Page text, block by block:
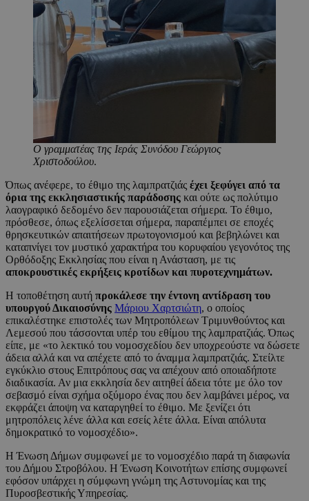
Ο γραμματέας της Ιεράς Συνόδου Γεώργιος
Χριστοδούλου.
Όπως ανέφερε, το έθιμο της λαμπρατζιάς έχει ξεφύγει από τα
όρια της εκκλησιαστικής παράδοσης και ούτε ως πολύτιμο
λαογραφικό δεδομένο δεν παρουσιάζεται σήμερα. Το έθιμο,
πρόσθεσε, όπως εξελίσσεται σήμερα, παραπέμπει σε εποχές
θρησκευτικών απαιτήσεων πρωτογονισμού και βεβηλώνει και
καταπνίγει τον μυστικό χαρακτήρα του κορυφαίου γεγονότος της
Ορθόδοξης Εκκλησίας που είναι η Ανάσταση, με τις
αποκρουστικές εκρήξεις κροτίδων και πυροτεχνημάτων.
Η τοποθέτηση αυτή προκάλεσε την έντονη αντίδραση του
υπουργού Δικαιοσύνης Μάριου Χαρτσιώτη, ο οποίος
επικαλέστηκε επιστολές των Μητροπόλεων Τριμυνθούντος και
Λεμεσού που τάσσονται υπέρ του εθίμου της λαμπρατζιάς. Όπως
είπε, με «το λεκτικό του νομοσχεδίου δεν υποχρεούστε να δώσετε
άδεια αλλά και να απέχετε από το άναμμα λαμπρατζιάς. Στείλτε
εγκύκλιο στους Επιτρόπους σας να απέχουν από οποιαδήποτε
διαδικασία. Αν μια εκκλησία δεν αιτηθεί άδεια τότε με όλο τον
σεβασμό είναι σχήμα οξύμορο ένας που δεν λαμβάνει μέρος, να
εκφράζει άποψη να καταργηθεί το έθιμο. Με ξενίζει ότι
μητροπόλεις λένε άλλα και εσείς λέτε άλλα. Είναι απόλυτα
δημοκρατικό το νομοσχέδιο».
Η Ένωση Δήμων συμφωνεί με το νομοσχέδιο παρά τη διαφωνία
του Δήμου Στροβόλου. Η Ένωση Κοινοτήτων επίσης συμφωνεί
εφόσον υπάρχει η σύμφωνη γνώμη της Αστυνομίας και της
Πυροσβεστικής Υπηρεσίας.